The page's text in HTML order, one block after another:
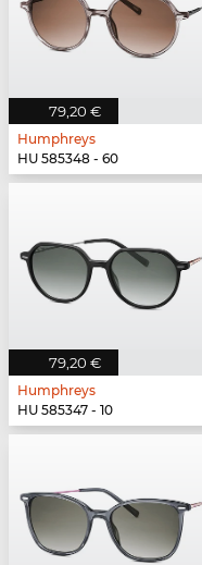
79,20 €
Humphreys
HU 585348 - 60
79,20 €
Humphreys
HU 585347 - 10